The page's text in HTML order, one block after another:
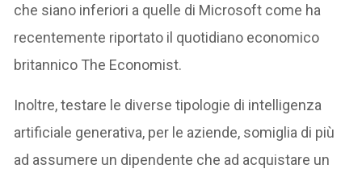
che siano inferiori a quelle di Microsoft come ha
recentemente riportato il quotidiano economico
britannico The Economist.
Inoltre, testare le diverse tipologie di intelligenza
artificiale generativa, per le aziende, somiglia di più
ad assumere un dipendente che ad acquistare un